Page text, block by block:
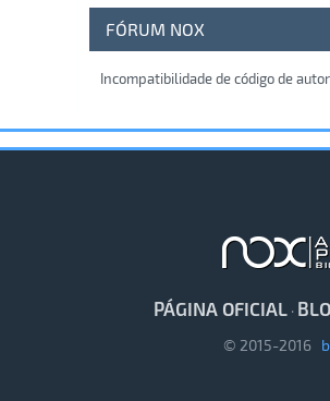
FÓRUM NOX
Incompatibilidade de código de
PÁGINA OFICIAL ·
© 2015-2016